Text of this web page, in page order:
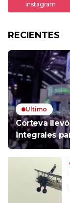
instagram
RECIENTES
Ultimo
Corteva
integrales